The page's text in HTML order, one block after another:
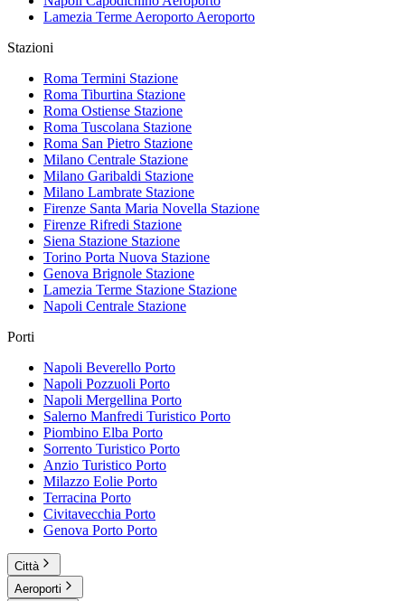
Lamezia Terme Aeroporto Aeroporto
Stazioni
Roma Termini Stazione
Roma Tiburtina Stazione
Roma Ostiense Stazione
Roma Tuscolana Stazione
Roma San Pietro Stazione
Milano Centrale Stazione
Milano Garibaldi Stazione
Milano Lambrate Stazione
Firenze Santa Maria Novella Stazione
Firenze Rifredi Stazione
Siena Stazione Stazione
Torino Porta Nuova Stazione
Genova Brignole Stazione
Lamezia Terme Stazione Stazione
Napoli Centrale Stazione
Porti
Napoli Beverello Porto
Napoli Pozzuoli Porto
Napoli Mergellina Porto
Salerno Manfredi Turistico Porto
Piombino Elba Porto
Sorrento Turistico Porto
Anzio Turistico Porto
Milazzo Eolie Porto
Terracina Porto
Civitavecchia Porto
Genova Porto Porto
Città
Aeroporti